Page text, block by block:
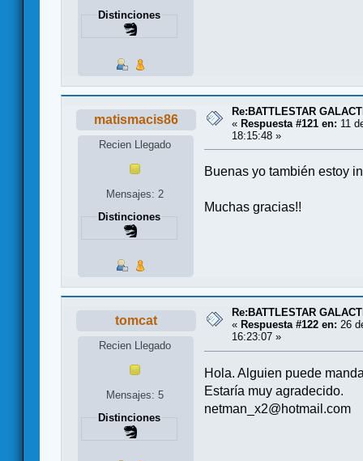
Distinciones
matismacis86
Recien Llegado
Mensajes: 2
Distinciones
Re:BATTLESTAR
« Respuesta #121 en: 11
18:15:48 »
Buenas yo también estoy
Muchas gracias!!
tomcat
Recien Llegado
Mensajes: 5
Distinciones
Re:BATTLESTAR
« Respuesta #122 en: 26
16:23:07 »
Hola. Alguien puede
Estaría muy agradecido.
netman_x2@hotmail.com